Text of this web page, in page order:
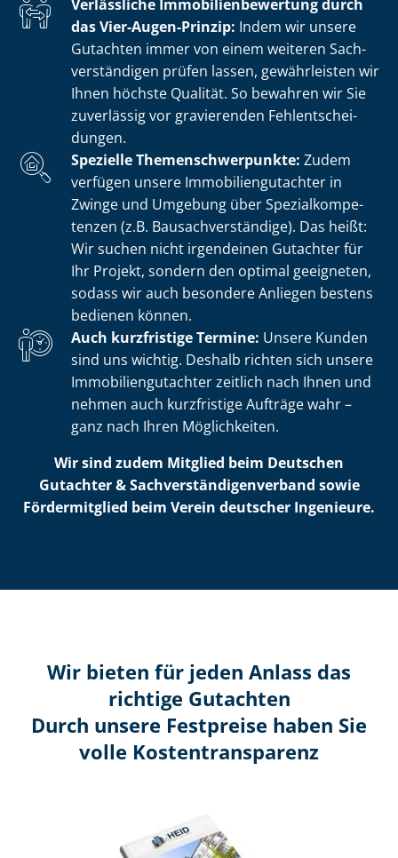
Verlässliche Im­mo­bi­li­en­be­wer­tung durch
das Vier-Augen-Prinzip: Indem wir unsere
Gutachten immer von einem weiteren Sach­
ver­stän­di­gen prüfen lassen, gewährleisten wir
Ihnen höchste Qualität. So bewahren wir Sie
zuverlässig vor gravierenden Fehl­ent­schei­
dun­gen.
Spezielle The­men­schwer­punk­te: Zudem
verfügen unsere Im­mo­bi­li­en­gut­ach­ter in
Zwinge und Umgebung über Spe­zi­al­kom­pe­
ten­zen (z.B. Bau­sach­ver­stän­di­ge). Das heißt:
Wir suchen nicht irgendeinen Gutachter für
Ihr Projekt, sondern den optimal geeigneten,
sodass wir auch besondere Anliegen bestens
bedienen können.
Auch kurzfristige Termine: Unsere Kunden
sind uns wichtig. Deshalb richten sich unsere
Im­mo­bi­li­en­gut­ach­ter zeitlich nach Ihnen und
nehmen auch kurzfristige Aufträge wahr –
ganz nach Ihren Möglichkeiten.
Wir sind zudem Mitglied beim Deutschen
Gutachter & Sach­ver­stän­di­gen­ver­band sowie
Fördermitglied beim Verein deutscher Ingenieure.
Wir bieten für jeden Anlass das
richtige Gutachten
Durch unsere Festpreise haben Sie
volle Kosten­transparenz